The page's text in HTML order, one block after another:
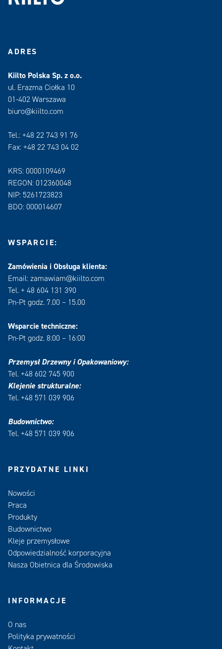
ADRES
Kiilto Polska Sp. z o.o.
ul. Erazma Ciołka 10
01-402 Warszawa
biuro@kiilto.com
Tel.: +48 22 743 91 76
Fax: +48 22 743 04 02
KRS: 0000109469
REGON: 012360048
NIP: 5261723823
BDO: 000014607
WSPARCIE:
Zamówienia i Obsługa klienta:
Email: zamawiam@kiilto.com
Tel. + 48 604 131 390
Pn-Pt godz. 7.00 – 15.00
Wsparcie techniczne:
Pn-Pt godz. 8:00 – 16:00
Przemysł Drzewny i Opakowaniowy:
Tel. +48 602 745 900
Klejenie strukturalne:
Tel. +48 571 039 906
Budownictwo:
Tel. +48 571 039 906
PRZYDATNE LINKI
Nowości
Praca
Produkty
Budownictwo
Kleje przemysłowe
Odpowiedzialność korporacyjna
Nasza Obietnica dla Środowiska
INFORMACJE
O nas
Polityka prywatności